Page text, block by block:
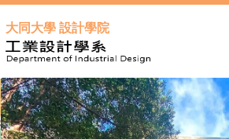
到
主
要
內
容
區
大同大學 設計學院